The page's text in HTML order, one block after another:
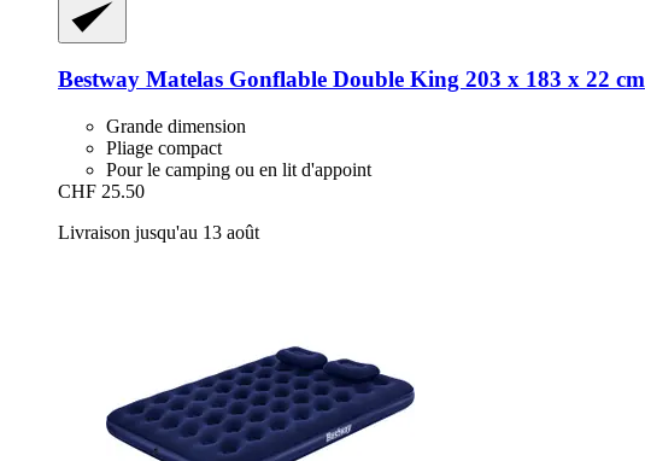
Bestway Matelas Gonflable Double King 203 x 183 x 22 cm
Grande dimension
Pliage compact
Pour le camping ou en lit d'appoint
CHF 25.50
Livraison jusqu'au 13 août